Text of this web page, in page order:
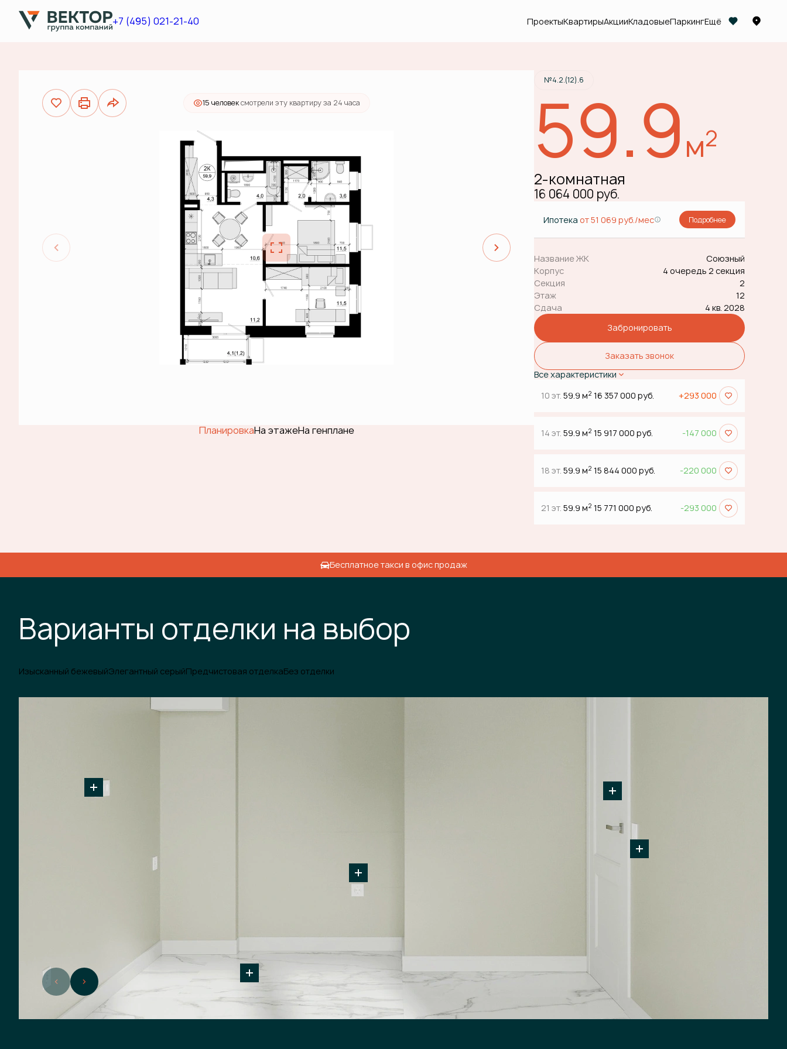
+7 (495) 021-21-40 ПроектыКвартирыАкцииКладовыеПаркингЕщё
2-комнатная59.9 м216 064 000 руб. Забронировать
15 человексмотрели эту квартиру за 24 часа
ПланировкаНа этажеНа генплане
№4.2.(12).6
59.9м2
2-комнатная
16 064 000 руб.
Ипотека от 51 069 руб./мес Подробнее
Название ЖК
Союзный
Корпус
4 очередь 2 секция
Секция
2
Этаж
12
Сдача
4 кв. 2028
Забронировать
Заказать звонок
Все характеристики
10 эт. 59.9 м2 16 357 000 руб. +293 000
14 эт. 59.9 м2 15 917 000 руб. -147 000
18 эт. 59.9 м2 15 844 000 руб. -220 000
21 эт. 59.9 м2 15 771 000 руб. -293 000
Бесплатное такси в офис продаж
Варианты отделки на выбор
Изысканный бежевыйЭлегантный серыйПредчистовая отделкаБез отделки